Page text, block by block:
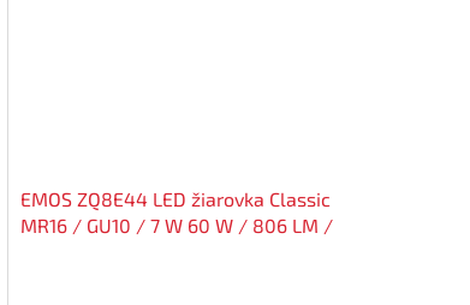
EMOS ZQ8E44 LED žiarovka Classic
MR16 / GU10 / 7 W 60 W / 806 LM /